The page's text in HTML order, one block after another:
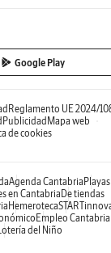
Google Play
Reglamento UE 2024/
Publicidad Mapa web
de cookies
Agenda Cantabria Playas
en Cantabria De tiendas
Hemeroteca
Empleo Cantabria
del Niño